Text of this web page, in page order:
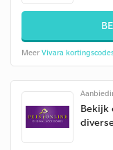
Meer Vivara
Bekijk